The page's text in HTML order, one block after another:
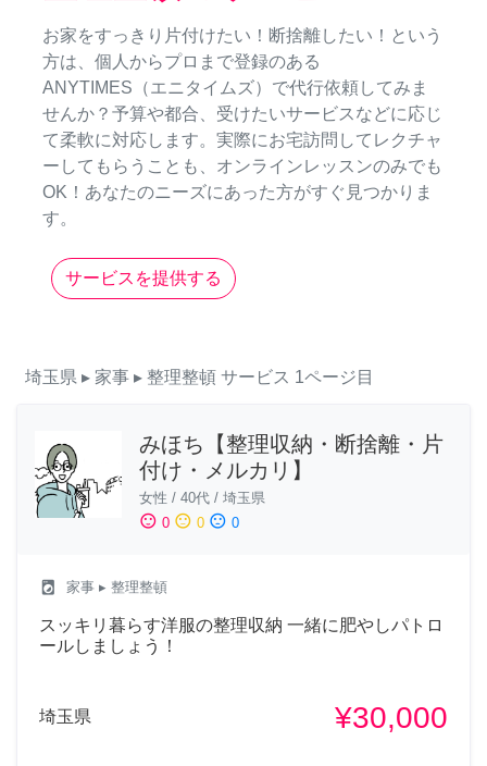
お家をすっきり片付けたい！断捨離したい！という
方は、個人からプロまで登録のある
ANYTIMES（エニタイムズ）で代行依頼してみま
せんか？予算や都合、受けたいサービスなどに応じ
て柔軟に対応します。実際にお宅訪問してレクチャ
ーしてもらうことも、オンラインレッスンのみでも
OK！あなたのニーズにあった方がすぐ見つかりま
す。
サービスを提供する
埼玉県 ▸ 家事 ▸ 整理整頓 サービス 1ページ目
みほち【整理収納・断捨離・片
付け・メルカリ】
女性 / 40代 / 埼玉県
sentiment_satisfied 0 sentiment_neutral 0 sentiment_dissatisfied 0
local_laundry_service 家事 ▸ 整理整頓
スッキリ暮らす洋服の整理収納 一緒に肥やしパトロ
ールしましょう！
埼玉県 ¥30,000